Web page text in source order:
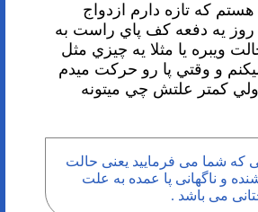
٢٨ ساله هستم كه تازه دارم ازدواج
روز يه دفعه كف پاي راست به
ويبره يا مثلا يه چيزي مثل
و وقتي پا رو حركت ميدم
كمتر علتش چي ميتونه
که شما می فرمایید یعنی حالت
و ناگهانی پا عمده به علت
می باشد .